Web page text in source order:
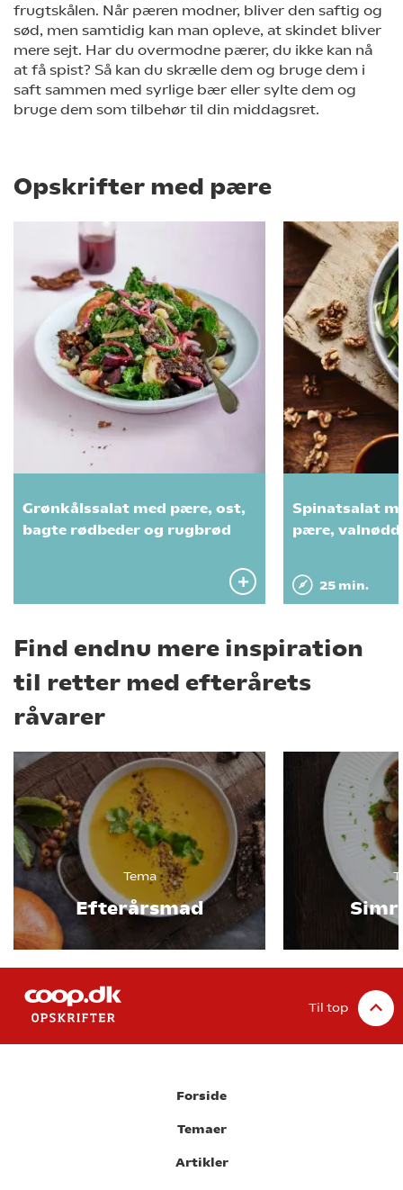
frugtskålen. Når pæren modner, bliver den saftig og
sød, men samtidig kan man opleve, at skindet bliver
mere sejt. Har du overmodne pærer, du ikke kan nå
at få spist? Så kan du skrælle dem og bruge dem i
saft sammen med syrlige bær eller sylte dem og
bruge dem som tilbehør til din middagsret.
Opskrifter med pære
Grønkålssalat med pære, ost,
bagte rødbeder og rugbrød
Spinatsalat
pære,
25 min.
Find endnu mere inspiration
til retter med efterårets
råvarer
Tema
Efterårsmad
Til top
Forside
Temaer
Artikler